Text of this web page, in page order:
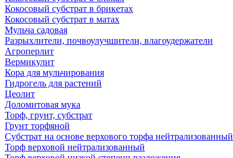
Кокосовый субстрат в брикетах
Кокосовый субстрат в матах
Мульча садовая
Разрыхлители, почвоулучшители, влагоудержатели
Агроперлит
Вермикулит
Кора для мульчирования
Гидрогель для растений
Цеолит
Доломитовая мука
Торф, грунт, субстрат
Грунт торфяной
Субстрат на основе верхового торфа нейтрализованный
Торф верховой нейтрализованный